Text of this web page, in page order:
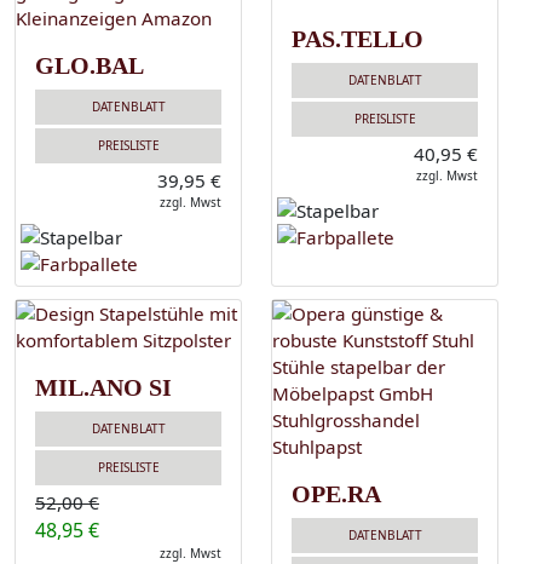
GLO.BAL
DATENBLATT
PREISLISTE
39,95 €
zzgl. Mwst
PAS.TELLO
DATENBLATT
PREISLISTE
40,95 €
zzgl. Mwst
MIL.ANO SI
DATENBLATT
PREISLISTE
52,00 €
48,95 €
zzgl. Mwst
OPE.RA
DATENBLATT